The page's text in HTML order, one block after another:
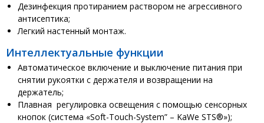
Дезинфекция протиранием раствором не агрессивного
антисептика;
Легкий настенный монтаж.
Интеллектуальные функции
Автоматическое включение и выключение питания при
снятии рукоятки с держателя и возвращении на
держатель;
Плавная регулировка освещения с помощью сенсорных
кнопок (система «Soft-Touch-System” – KaWe STS®»);